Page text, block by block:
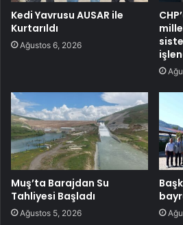
Kedi Yavrusu AUSAR ile
Kurtarıldı
Ağustos 6, 2026
Muş’ta Barajdan Su
Tahliyesi Başladı
Ağustos 5, 2026